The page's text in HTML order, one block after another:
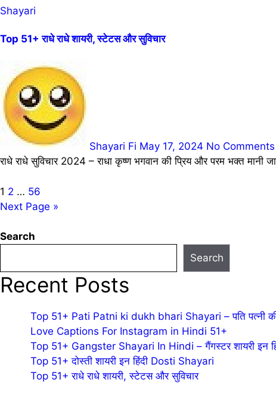
Shayari
Top 51+ राधे राधे शायरी, स्टेटस और सुविचार
Shayari Fi May 17, 2024 No Comments
राधे राधे सुविचार 2024 – राधा कृष्ण भगवान की प्रिय और परम भक्त
Posts
pagination
1 2 … 56
Next Page »
Search
Search
Recent Posts
Top 51+ Pati Patni ki dukh bhari Shayari – पति पत्नी की
Love Captions For Instagram in Hindi 51+
Top 51+ Gangster Shayari In Hindi – गैंगस्टर शायरी इन
Top 51+ दोस्ती शायरी इन हिंदी Dosti Shayari
Top 51+ राधे राधे शायरी, स्टेटस और सुविचार